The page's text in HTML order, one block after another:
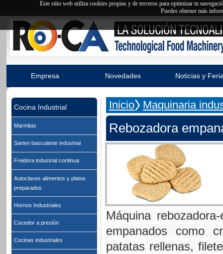
Este sitio web utiliza cookies propias y de terceros para optimizar tu
Puedes obtener más
Empresa Novedades Noticias y
Cocina Industrial
Marmitas
Sarten basculante industrial
Freidora industrial continua
Autoclaves alimentos y platos
preparados
Hornos Industriales
Cocedor a presión
Cocinas industriales
Inicio Maquinaria
Rebozadora
Máquina
empanados como
patatas rellenas,